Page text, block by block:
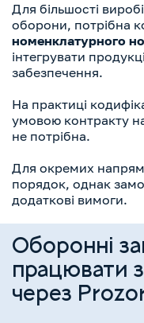
Для більшості
оборони, потрібна
номенклатурного
інтегрувати
забезпечення.
На практиці
умовою контракту
не потрібна.
Для окремих
порядок, однак
додаткові вимоги.
Оборонні
працювати
через